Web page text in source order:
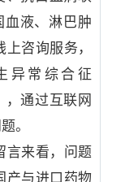
液、淋巴肿
咨询服务，
异常综合征
，通过互联网
。
言来看，问题
产与进口药物